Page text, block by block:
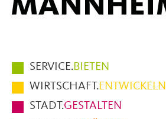
Hauptmenüpunkte
im
Fußbereich
der
SERVICE.BIETEN
WIRTSCHAFT.ENTWICKELN
STADT.GESTALTEN